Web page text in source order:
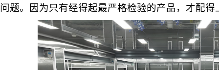
问题。因为只有经得起最严格检验的产品，才配得